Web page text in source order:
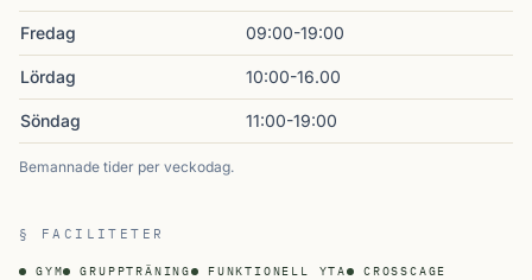
Fredag 09:00-19:00
Lördag 10:00-16.00
Söndag 11:00-19:00
Bemannade tider per veckodag.
§ FACILITETER
GYM GRUPPTRÄNING FUNKTIONELL YTA
CROSSCAGE